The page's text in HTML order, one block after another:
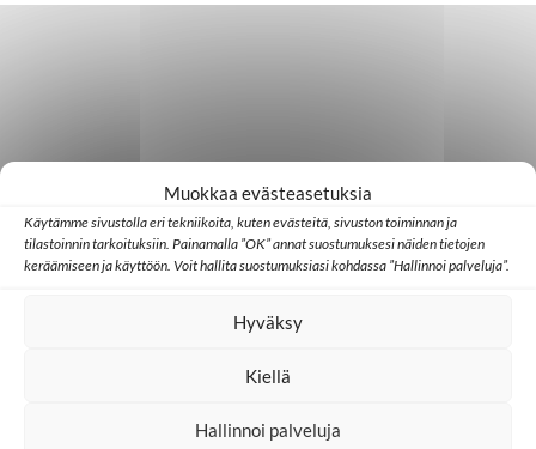
Muokkaa evästeasetuksia
Käytämme sivustolla eri tekniikoita, kuten evästeitä, sivuston toiminnan ja
tilastoinnin tarkoituksiin. Painamalla ”OK” annat suostumuksesi näiden tietojen
keräämiseen ja käyttöön. Voit hallita suostumuksiasi kohdassa ”Hallinnoi palveluja”.
Hyväksy
Kiellä
Hallinnoi palveluja